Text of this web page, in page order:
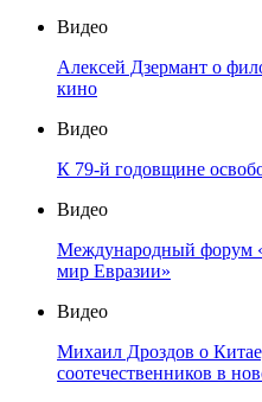
Видео
Алексей Дзермант о
кино
Видео
К 79-й годовщине
Видео
Международный форум
мир Евразии»
Видео
Михаил Дроздов о
соотечественников в